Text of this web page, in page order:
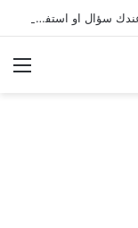
نتشرف بتلقي طلباتكم و استفسارتكم ... لو عندك سؤال او استفسار ماتدرددش فى طلب المساعدة